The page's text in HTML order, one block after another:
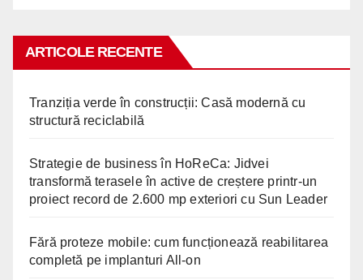
ARTICOLE RECENTE
Tranziția verde în construcții: Casă modernă cu
structură reciclabilă
Strategie de business în HoReCa: Jidvei
transformă terasele în active de creștere printr-un
proiect record de 2.600 mp exteriori cu Sun Leader
Fără proteze mobile: cum funcționează reabilitarea
completă pe implanturi All-on